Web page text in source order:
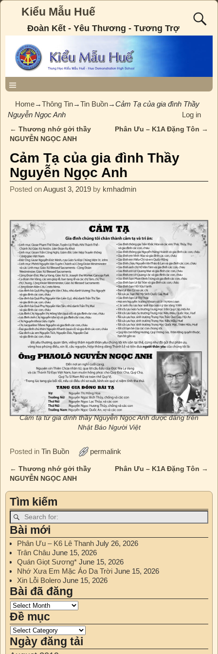
Kiểu Mẫu Huế
Đoàn Kết - Yêu Thương - Tương Trợ
Home→Thông Tin→Tin Buồn→Cảm Tạ của gia đình Thầy
Nguyễn Ngọc Anh
Log in
Post navigation
← Thương nhớ gởi thầy
NGUYỄN NGỌC ANH
Phân Ưu – K1A Đặng Tôn →
Cảm Tạ của gia đình Thầy
Nguyễn Ngọc Anh
Posted onAugust 3, 2019 by kmhadmin
Cảm tạ từ gia đình thầy Nguyễn Ngọc Anh được đăng trên
Nhật Báo Người Việt
Posted in Tin Buồn permalink
Post navigation
← Thương nhớ gởi thầy
NGUYỄN NGỌC ANH
Phân Ưu – K1A Đặng Tôn →
Tìm kiếm
Bài mới
Phân Ưu – K6 Lê Thanh July 26, 2026
Trân Châu June 15, 2026
Quán Giọt Sương* June 15, 2026
Nhớ Xưa Em Mặc Áo Da Trời June 15, 2026
Xin Lỗi Bolero June 15, 2026
Bài đã đăng
Đề mục
Ngày đăng tải